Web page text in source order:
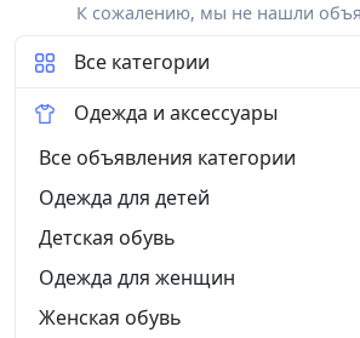
К сожалению, мы не нашли
Все категории
Одежда и аксессуары
Все объявления категории
Одежда для детей
Детская обувь
Одежда для женщин
Женская обувь